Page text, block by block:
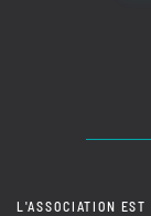
L'ASSOCIATION EST